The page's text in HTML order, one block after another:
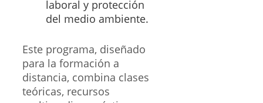
laboral y protección
del medio ambiente.
Este programa, diseñado
para la formación a
distancia, combina clases
teóricas, recursos